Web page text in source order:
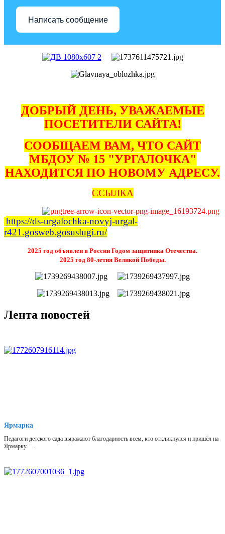
Написать сообщение
ДОБРЫЙ ДЕНЬ, УВАЖАЕМЫЕ
ПОСЕТИТЕЛИ САЙТА!
СООБЩАЕМ ВАМ, ЧТО САЙТ
МБДОУ № 15 "УРГАЛОЧКА"
НАХОДИТСЯ ПО НОВОМУ АДРЕСУ.
ССЫЛКА
https://ds-urgalochka-novyj-urgal-
r421.gosweb.gosuslugi.ru/
2025 год объявлен в России Годом защитника Отечества.
2025 год 80-летия Великой Победы.
Лента новостей
Ярмарка
Педагоги детского сада выражают благодарность всем, кто откликнулся и пришёл на
Ярмарку. ...